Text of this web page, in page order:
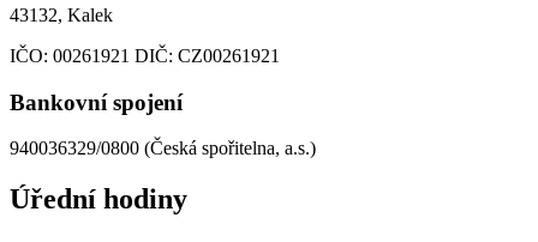
43132, Kalek
IČO: 00261921 DIČ: CZ00261921
Bankovní spojení
940036329/0800 (Česká spořitelna, a.s.)
Úřední hodiny